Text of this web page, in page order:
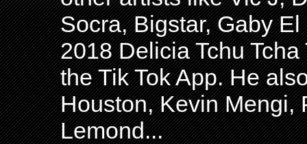
Socra, Bigstar, Gaby
2018 Delicia Tchu
the Tik Tok App. He
Houston, Kevin Mengi,
Lemond...